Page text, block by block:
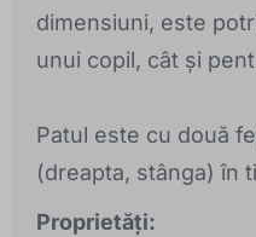
dimensiuni, este
unui copil, cât și
Patul este cu două
(dreapta, stânga) în
Proprietăți: